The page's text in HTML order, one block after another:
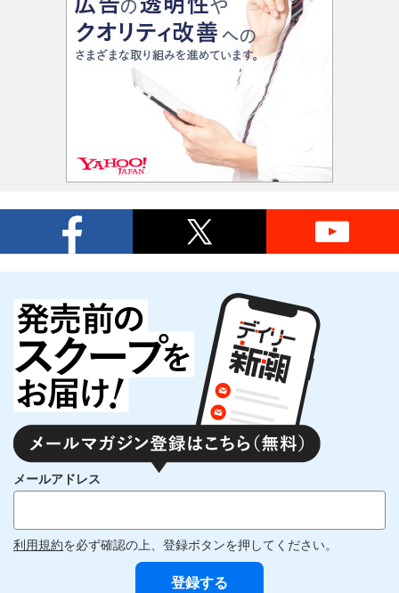
メールアドレス
利用規約を必ず確認の上、登録ボタンを押してください。